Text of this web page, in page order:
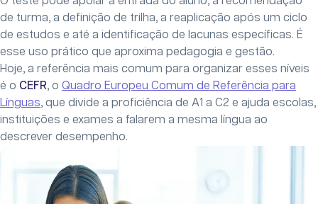
de turma, a definição de trilha, a reaplicação após um ciclo
de estudos e até a identificação de lacunas específicas. É
esse uso prático que aproxima pedagogia e gestão.
Hoje, a referência mais comum para organizar esses níveis
é o CEFR, o Quadro Europeu Comum de Referência para
Línguas, que divide a proficiência de A1 a C2 e ajuda escolas,
instituições e exames a falarem a mesma língua ao
descrever desempenho.